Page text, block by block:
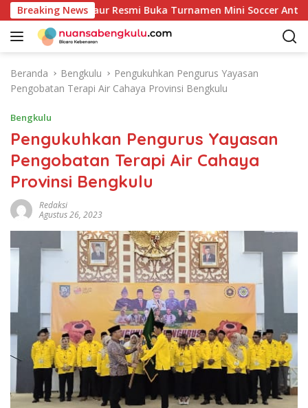
a
Breaking News
81: Bupati Kaur Resmi Buka Turnamen Mini Soccer Antar OPD
Beranda Bengkulu
Pengukuhkan Pengurus Yayasan
Pengobatan Terapi Air Cahaya Provinsi Bengkulu
Bengkulu
Pengukuhkan Pengurus Yayasan
Pengobatan Terapi Air Cahaya
Provinsi Bengkulu
Redaksi
Agustus 26, 2023